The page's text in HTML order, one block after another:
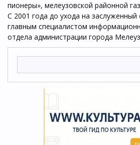
пионеры», мелеузовской районной
С 2001 года до ухода на заслуженный
главным специалистом
отдела администрации города